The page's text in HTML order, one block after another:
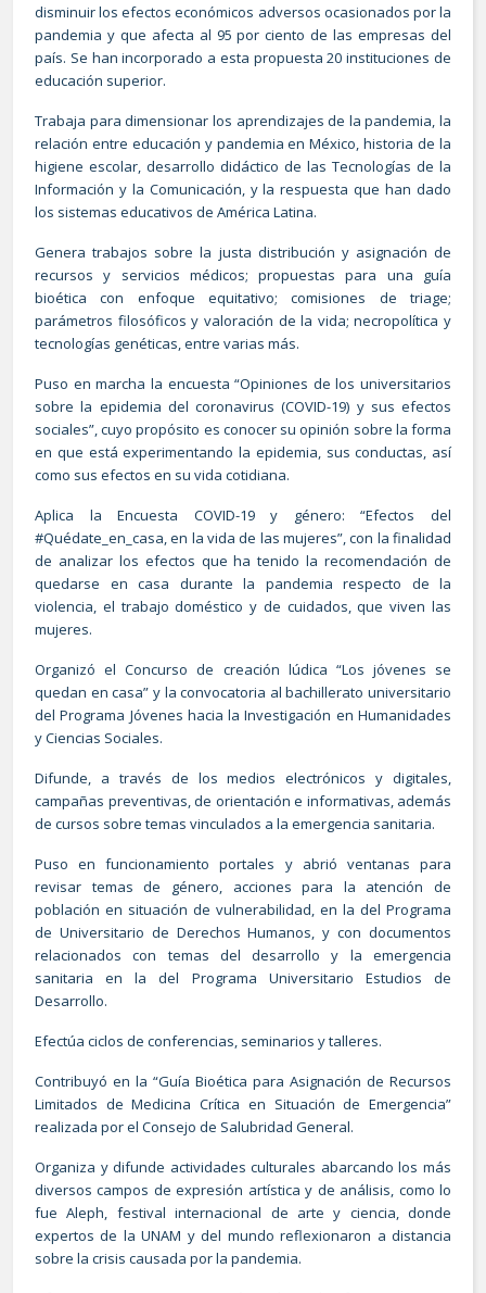
disminuir los efectos económicos adversos ocasionados por la
pandemia y que afecta al 95 por ciento de las empresas del
país. Se han incorporado a esta propuesta 20 instituciones de
educación superior.
Trabaja para dimensionar los aprendizajes de la pandemia, la
relación entre educación y pandemia en México, historia de la
higiene escolar, desarrollo didáctico de las Tecnologías de la
Información y la Comunicación, y la respuesta que han dado
los sistemas educativos de América Latina.
Genera trabajos sobre la justa distribución y asignación de
recursos y servicios médicos; propuestas para una guía
bioética con enfoque equitativo; comisiones de triage;
parámetros filosóficos y valoración de la vida; necropolítica y
tecnologías genéticas, entre varias más.
Puso en marcha la encuesta “Opiniones de los universitarios
sobre la epidemia del coronavirus (COVID-19) y sus efectos
sociales”, cuyo propósito es conocer su opinión sobre la forma
en que está experimentando la epidemia, sus conductas, así
como sus efectos en su vida cotidiana.
Aplica la Encuesta COVID-19 y género: “Efectos del
#Quédate_en_casa, en la vida de las mujeres”, con la finalidad
de analizar los efectos que ha tenido la recomendación de
quedarse en casa durante la pandemia respecto de la
violencia, el trabajo doméstico y de cuidados, que viven las
mujeres.
Organizó el Concurso de creación lúdica “Los jóvenes se
quedan en casa” y la convocatoria al bachillerato universitario
del Programa Jóvenes hacia la Investigación en Humanidades
y Ciencias Sociales.
Difunde, a través de los medios electrónicos y digitales,
campañas preventivas, de orientación e informativas, además
de cursos sobre temas vinculados a la emergencia sanitaria.
Puso en funcionamiento portales y abrió ventanas para
revisar temas de género, acciones para la atención de
población en situación de vulnerabilidad, en la del Programa
de Universitario de Derechos Humanos, y con documentos
relacionados con temas del desarrollo y la emergencia
sanitaria en la del Programa Universitario Estudios de
Desarrollo.
Efectúa ciclos de conferencias, seminarios y talleres.
Contribuyó en la “Guía Bioética para Asignación de Recursos
Limitados de Medicina Crítica en Situación de Emergencia”
realizada por el Consejo de Salubridad General.
Organiza y difunde actividades culturales abarcando los más
diversos campos de expresión artística y de análisis, como lo
fue Aleph, festival internacional de arte y ciencia, donde
expertos de la UNAM y del mundo reflexionaron a distancia
sobre la crisis causada por la pandemia.